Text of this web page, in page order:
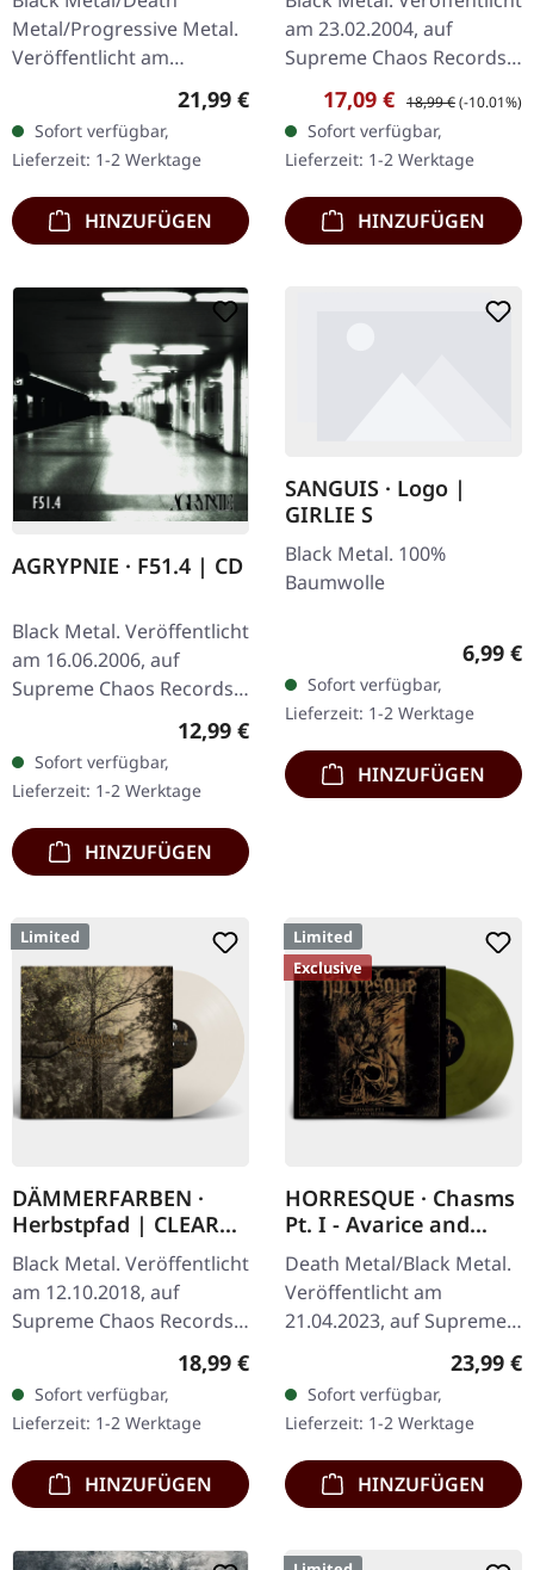
Metal/Progressive Metal.
Veröffentlicht am
10.04.2015, auf Supreme
Transparentes Doppel-
Vinyl im schweren…
Regulärer Preis:
21,99 €
Sofort verfügbar,
Lieferzeit: 1-2 Werktage
HINZUFÜGEN
am 23.02.2004, auf
Supreme Chaos Records.
Hochwertiges 180g Vinyl
mit schönem Gatefold
Cover und bedruckten
Innenhüllen.…
Verkaufspreis:
17,09 € Regulärer Preis:
18,99 €(-10.01%)
Sofort verfügbar,
Lieferzeit: 1-2 Werktage
HINZUFÜGEN
AGRYPNIE · F51.4 | CD
Black Metal. Veröffentlicht
am 16.06.2006, auf
Supreme Chaos Records.
CD im Jewelcase mit 12-
seitigem Booklet. Als
Agrypnie 2006 „F51.4"…
Regulärer Preis:
12,99 €
Sofort verfügbar,
Lieferzeit: 1-2 Werktage
HINZUFÜGEN
SANGUIS · Logo |
GIRLIE S
Black Metal. 100%
Baumwolle
6,99 €
Sofort verfügbar,
Lieferzeit: 1-2 Werktage
HINZUFÜGEN
Limited
DÄMMERFARBEN ·
Herbstpfad | CLEAR
LP
Black Metal. Veröffentlicht
am 12.10.2018, auf
Supreme Chaos Records.
Transparentes Vinyl
limitiert auf nur 200
Exemplare. Diese
hochwertige…
Regulärer Preis:
18,99 €
Sofort verfügbar,
Lieferzeit: 1-2 Werktage
HINZUFÜGEN
Limited
Exclusive
HORRESQUE · Chasms
Pt. I - Avarice and
Retribution |
YELLOW/BLACK LP
Death Metal/Black Metal.
Veröffentlicht am
21.04.2023, auf Supreme
Dunkelgelb/Schwarz
marmoriertes Vinyl im
schweren Cover…
23,99 €
Sofort verfügbar,
Lieferzeit: 1-2 Werktage
HINZUFÜGEN